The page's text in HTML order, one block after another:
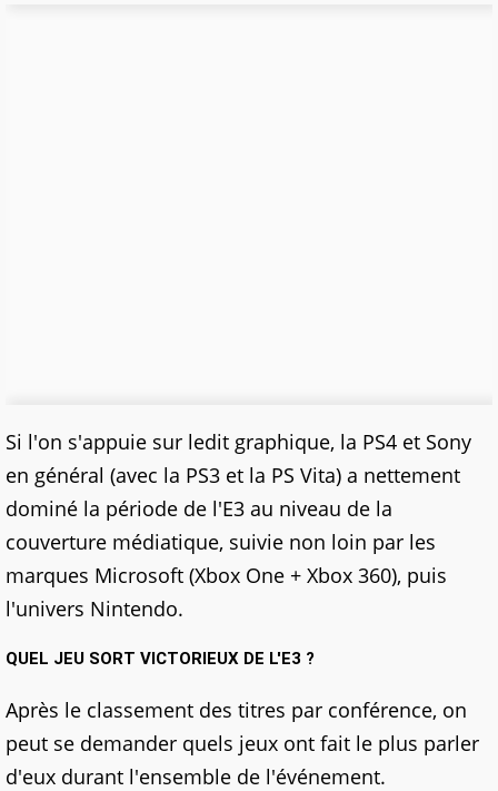
Si l'on s'appuie sur ledit graphique, la PS4 et Sony
en général (avec la PS3 et la PS Vita) a nettement
dominé la période de l'E3 au niveau de la
couverture médiatique, suivie non loin par les
marques Microsoft (Xbox One + Xbox 360), puis
l'univers Nintendo.
QUEL JEU SORT VICTORIEUX DE L'E3 ?
Après le classement des titres par conférence, on
peut se demander quels jeux ont fait le plus parler
d'eux durant l'ensemble de l'événement.